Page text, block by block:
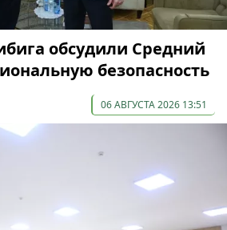
обсудили Средний
безопасность
06 АВГУСТА 2026 13:51